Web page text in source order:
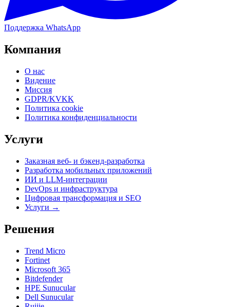
Поддержка WhatsApp
Компания
О нас
Видение
Миссия
GDPR/KVKK
Политика cookie
Политика конфиденциальности
Услуги
Заказная веб- и бэкенд-разработка
Разработка мобильных приложений
ИИ и LLM-интеграции
DevOps и инфраструктура
Цифровая трансформация и SEO
Услуги →
Решения
Trend Micro
Fortinet
Microsoft 365
Bitdefender
HPE Sunucular
Dell Sunucular